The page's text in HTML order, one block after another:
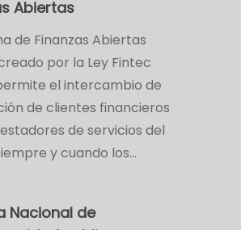
Abiertas
de Finanzas Abiertas
creado por la Ley Fintec
el intercambio de
de clientes financieros
de servicios del
y cuando los…
Nacional de